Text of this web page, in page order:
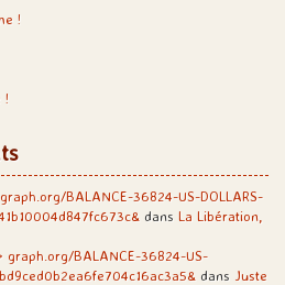
!
!
BALANCE-36824-US-DOLLARS-
dans La Libération,
BALANCE-36824-US-
dans Juste